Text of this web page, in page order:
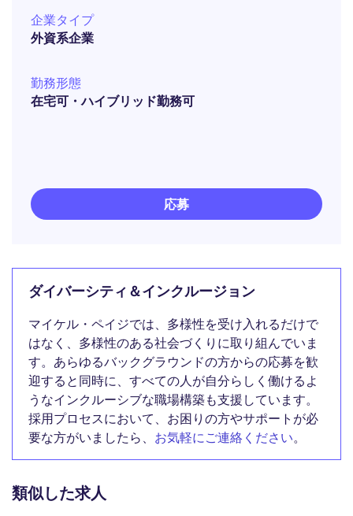
企業タイプ
外資系企業
勤務形態
在宅可・ハイブリッド勤務可
応募
ダイバーシティ＆インクルージョン
マイケル・ペイジでは、多様性を受け入れるだけで
はなく、多様性のある社会づくりに取り組んでいま
す。あらゆるバックグラウンドの方からの応募を歓
迎すると同時に、すべての人が自分らしく働けるよ
うなインクルーシブな職場構築も支援しています。
採用プロセスにおいて、お困りの方やサポートが必
要な方がいましたら、 お気軽にご連絡ください。
類似した求人